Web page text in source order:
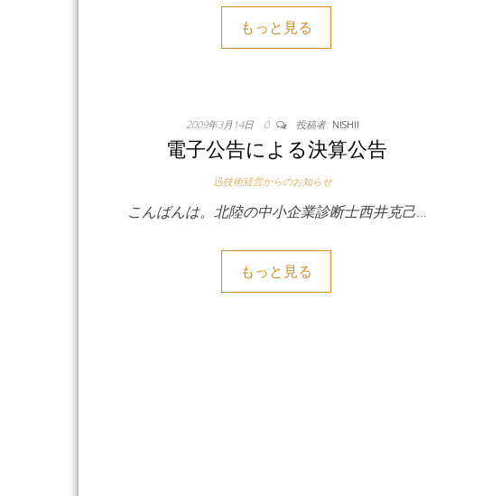
もっと見る
2009年3月14日 0 投稿者: NISHII
電子公告による決算公告
迅技術経営からのお知らせ
こんばんは。北陸の中小企業診断士西井克己…
もっと見る